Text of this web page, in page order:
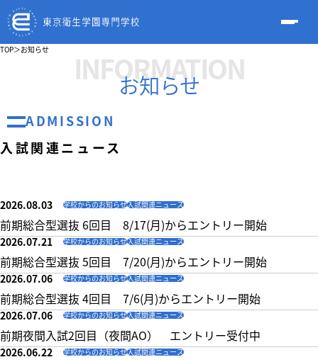
TOP＞お知らせ INFORMATION
お知らせ
ADMISSION
入試関連ニュース
2026.08.03 学校からのお知らせ入試関連ニュース
前期総合型選抜 6回目 8/17(月)からエントリー開始
2026.07.21 学校からのお知らせ入試関連ニュース
前期総合型選抜 5回目 7/20(月)からエントリー開始
2026.07.06 学校からのお知らせ入試関連ニュース
前期総合型選抜 4回目 7/6(月)からエントリー開始
2026.07.06 学校からのお知らせ入試関連ニュース
前期夜間入試2回目（夜間AO） エントリー受付中
2026.06.22 学校からのお知らせ入試関連ニュース